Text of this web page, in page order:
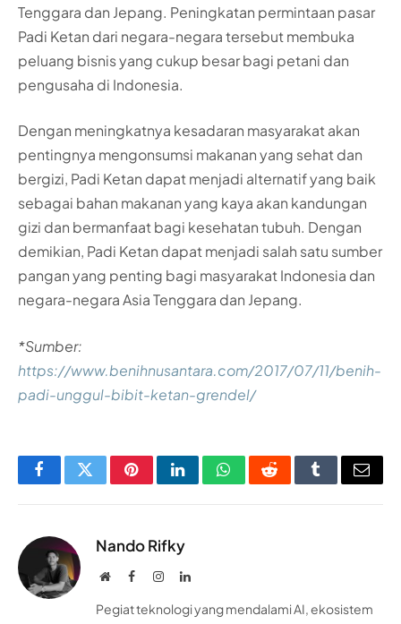
Tenggara dan Jepang. Peningkatan permintaan pasar
Padi Ketan dari negara-negara tersebut membuka
peluang bisnis yang cukup besar bagi petani dan
pengusaha di Indonesia.
Dengan meningkatnya kesadaran masyarakat akan
pentingnya mengonsumsi makanan yang sehat dan
bergizi, Padi Ketan dapat menjadi alternatif yang baik
sebagai bahan makanan yang kaya akan kandungan
gizi dan bermanfaat bagi kesehatan tubuh. Dengan
demikian, Padi Ketan dapat menjadi salah satu sumber
pangan yang penting bagi masyarakat Indonesia dan
negara-negara Asia Tenggara dan Jepang.
*Sumber:
https://www.benihnusantara.com/2017/07/11/benih-
padi-unggul-bibit-ketan-grendel/
FacebookTwitterPinterestLinkedInWhatsAppRedditTumblrEmail
Nando Rifky
WebsiteFacebookInstagramLinkedIn
Pegiat teknologi yang mendalami AI, ekosistem